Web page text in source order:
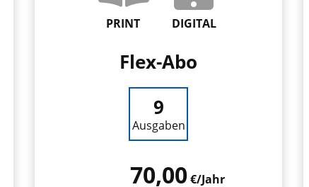
PRINT DIGITAL
Flex-Abo
9
Ausgaben
70,00€/Jahr